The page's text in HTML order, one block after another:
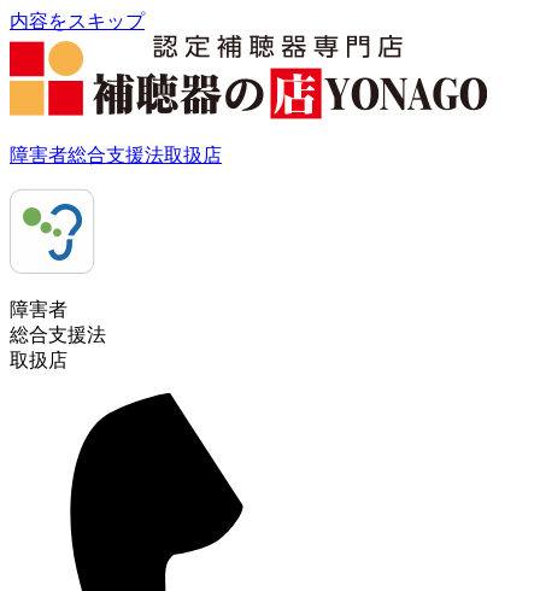
内容をスキップ
障害者総合支援法取扱店
障害者
総合支援法
取扱店